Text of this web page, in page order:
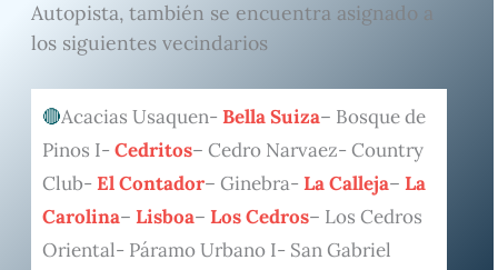
Autopista, también se encuentra asignado a
los siguientes vecindarios
Acacias Usaquen- Bella Suiza– Bosque de
Pinos I- Cedritos– Cedro Narvaez- Country
Club- El Contador– Ginebra- La Calleja– La
Carolina– Lisboa– Los Cedros– Los Cedros
Oriental- Páramo Urbano I- San Gabriel